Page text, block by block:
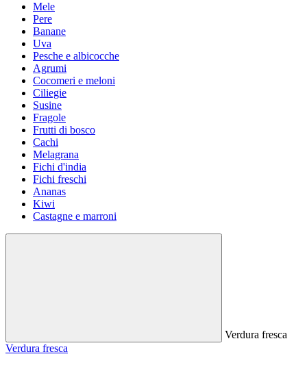
Mele
Pere
Banane
Uva
Pesche e albicocche
Agrumi
Cocomeri e meloni
Ciliegie
Susine
Fragole
Frutti di bosco
Cachi
Melagrana
Fichi d'india
Fichi freschi
Ananas
Kiwi
Castagne e marroni
Verdura fresca
Verdura fresca